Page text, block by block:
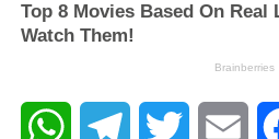
WhatsAppTelegram Twitter